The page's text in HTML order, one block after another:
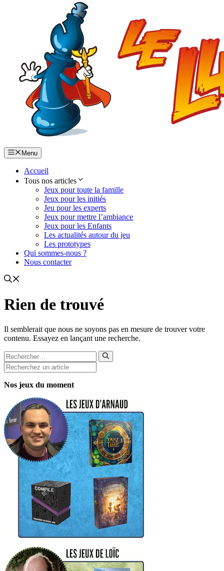
Menu
Accueil
Tous nos articles
Jeux pour toute la famille
Jeux pour les initiés
Jeu pour les experts
Jeux pour mettre l’ambiance
Jeux pour les Enfants
Les actualités autour du jeu
Les prototypes
Qui sommes-nous ?
Nous contacter
Rien de trouvé
Il semblerait que nous ne soyons pas en mesure de trouver votre
contenu. Essayez en lançant une recherche.
Rechercher :
Rechercher
Nos jeux du moment